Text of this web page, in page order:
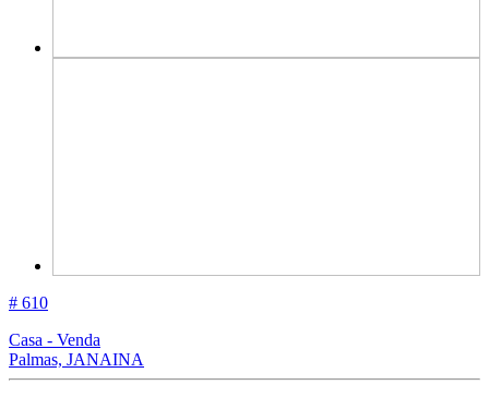
# 610
Casa - Venda
Palmas, JANAINA